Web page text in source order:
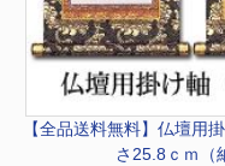
【全品送料無料】 仏壇用
さ25.8ｃｍ（